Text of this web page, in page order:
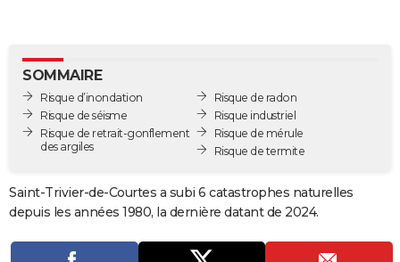
GUIDES D'ACHAT
BONS PLANS
CARTE DE VOEUX
Dictionnaire
Biographies
Citations
Expressions
Proverbes
SOMMAIRE
Risque d’inondation
Risque de séisme
Risque de retrait-gonflement
des argiles
Risque de radon
Risque industriel
Risque de mérule
Risque de termite
Saint-Trivier-de-Courtes a subi 6 catastrophes naturelles
depuis les années 1980, la dernière datant de 2024.